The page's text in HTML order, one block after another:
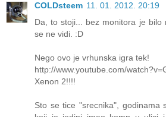
COLDsteem 11. 01. 2012. 20:19
Da, to stoji... bez monitora je bilo
se ne vidi. :D
Nego ovo je vrhunska igra tek!
http://www.youtube.com/
Xenon 2!!!!
Sto se tice "srecnika", godinama